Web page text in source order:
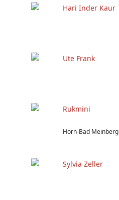
Hari Inder Kaur
Ute Frank
Rukmini
Horn-Bad Meinberg
Sylvia Zeller